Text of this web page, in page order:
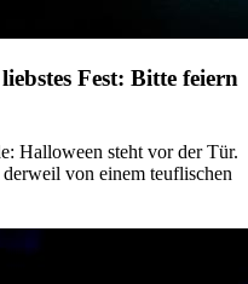
Fest: Bitte feiern
Halloween steht vor der Tür.
von einem teuflischen